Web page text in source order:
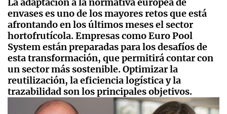
La adaptación a la normativa europea de
envases es uno de los mayores retos que está
afrontando en los últimos meses el sector
hortofrutícola. Empresas como Euro Pool
System están preparadas para los desafíos de
esta transformación, que permitirá contar con
un sector más sostenible. Optimizar la
reutilización, la eficiencia logística y la
trazabilidad son los principales objetivos.